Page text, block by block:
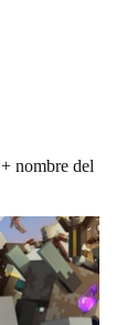
nombre del